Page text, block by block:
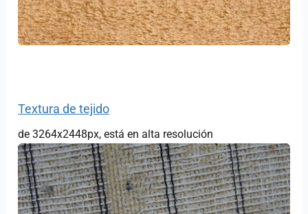
Textura de tejido
de 3264x2448px, está en alta resolución